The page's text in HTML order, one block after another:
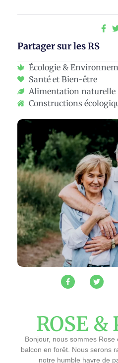
Partager sur les RS
Écologie &
Santé et Bien-être
Alimentation naturelle
Constructions
ROSE &
Bonjour, nous sommes
balcon en forêt. Nous serons
notre humble havre de